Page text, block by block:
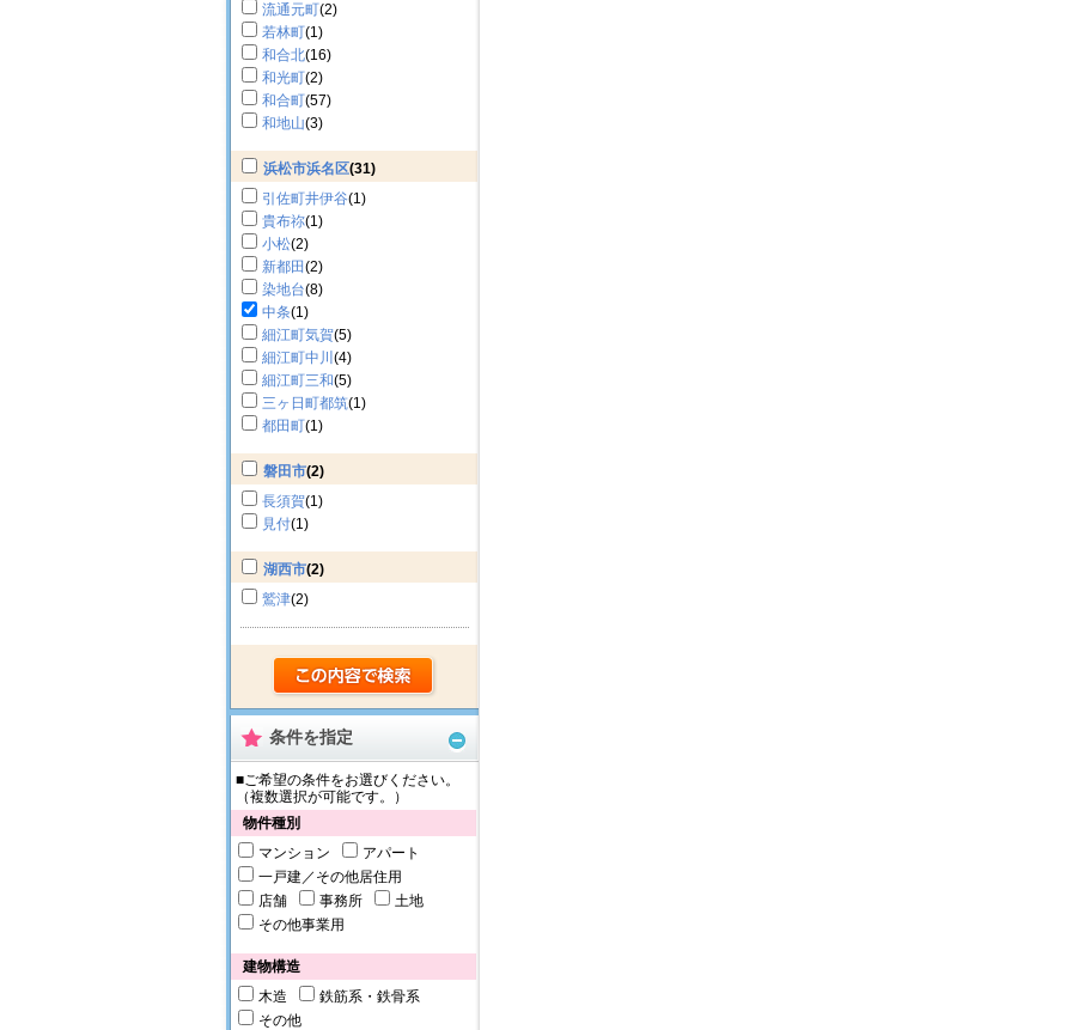
流通元町(2)
若林町(1)
和合北(16)
和光町(2)
和合町(57)
和地山(3)
浜松市浜名区(31)
引佐町井伊谷(1)
貴布祢(1)
小松(2)
新都田(2)
染地台(8)
中条(1)
細江町気賀(5)
細江町中川 (4)
細江町三和(5)
三ヶ日町都筑(1)
都田町(1)
磐田市(2)
長須賀(1)
見付(1)
湖西市(2)
鷲津(2)
条件を指定
■ご希望の条件をお選びください。
（複数選択が可能です。）
物件種別
マンション
アパート
一戸建／その他居住用
店舗
事務所
土地
その他事業用
建物構造
木造
鉄筋系・鉄骨系
その他